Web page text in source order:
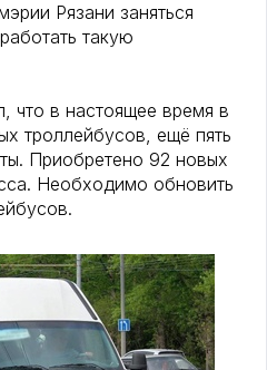
Рязани заняться
такую
что в настоящее время в
троллейбусов, ещё пять
Приобретено 92 новых
Необходимо обновить